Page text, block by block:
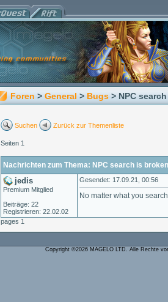
Foren > General > Bugs > NPC
Suchen Zurück zur Themenliste
Seiten 1
Nachrichten zum Thema: NPC search is broken
jedis
Premium Mitglied
Beiträge: 22
Registrieren: 22.02.02
Gesendet: 17.09.21, 00:56
No matter what you
pages 1
Copyright ©2026 MAGELO LTD. Alle Rechte